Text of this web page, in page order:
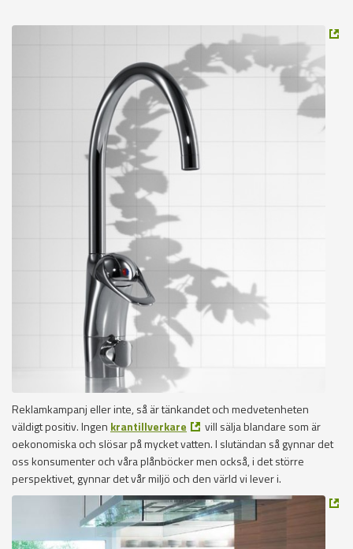
Reklamkampanj eller inte, så är tänkandet och medvetenheten
väldigt positiv. Ingen krantillverkare
vill sälja blandare som är
oekonomiska och slösar på mycket vatten. I slutändan så gynnar det
oss konsumenter och våra plånböcker men också, i det större
perspektivet, gynnar det vår miljö och den värld vi lever i.